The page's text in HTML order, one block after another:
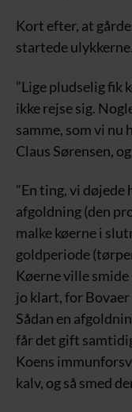
Kort efter, at
startede ulykkerne.
”Lige pludselig fik
ikke rejse sig.
samme, som vi nu
Claus Sørensen,
”En ting, vi
afgoldning (den
malke køerne i
goldperiode
Køerne ville
jo klart, for
Sådan en
får det gift
Koens
kalv, og så smed